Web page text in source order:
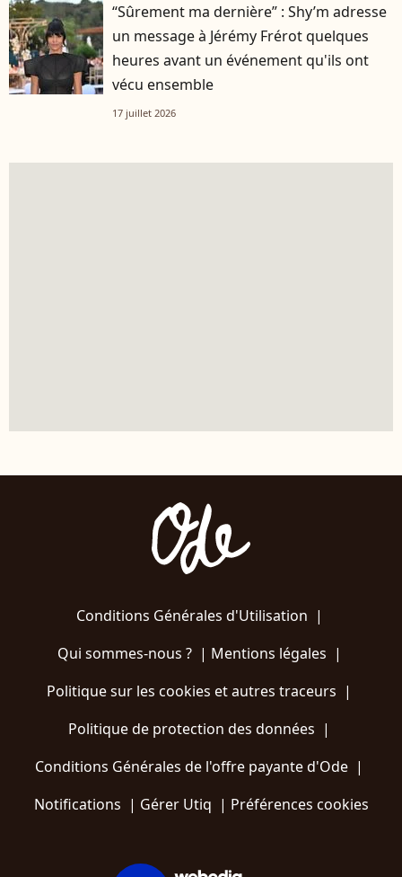
“Sûrement ma dernière” : Shy’m adresse
un message à Jérémy Frérot quelques
heures avant un événement qu'ils ont
vécu ensemble
17 juillet 2026
Conditions Générales d'Utilisation |
Qui sommes-nous ?| Mentions légales |
Politique sur les cookies et autres traceurs |
Politique de protection des données |
Conditions Générales de l'offre payante d'Ode |
Notifications | Gérer Utiq | Préférences cookies